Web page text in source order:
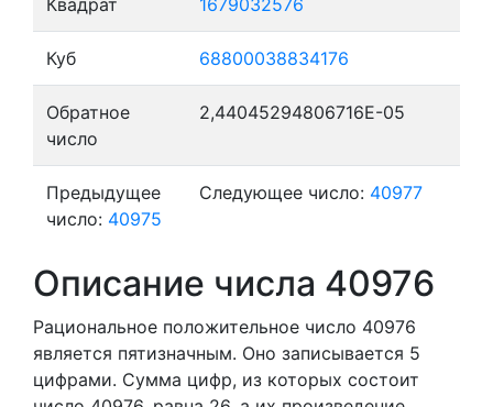
Квадрат 1679032576
Куб 68800038834176
Обратное
число
2,44045294806716E-05
Предыдущее
число: 40975
Следующее число: 40977
Описание числа 40976
Рациональное положительное число 40976
является пятизначным. Оно записывается 5
цифрами. Сумма цифр, из которых состоит